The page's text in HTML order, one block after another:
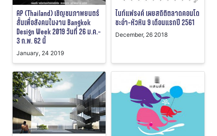
AP (Thailand) เชิญชมภาพยนตร์
สั้นเพื่อสังคมในงาน Bangkok
Design Week 2019 วันที่ 26 ม.ค.-
3 ก.พ. 62 นี้
January, 24 2019
ไนท์แฟรงค์ เผยสถิติตลาดคอนโด
ชะอำ-หัวหิน 9 เดือนแรกปี 2561
December, 26 2018